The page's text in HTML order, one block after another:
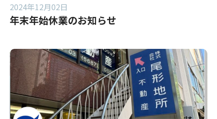
2024年12月02日
年末年始休業のお知らせ